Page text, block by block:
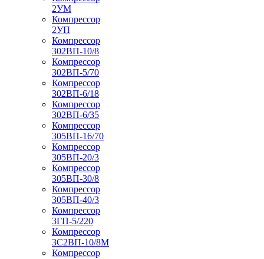
2УМ
Компрессор
2УП
Компрессор
302ВП-10/8
Компрессор
302ВП-5/70
Компрессор
302ВП-6/18
Компрессор
302ВП-6/35
Компрессор
305ВП-16/70
Компрессор
305ВП-20/3
Компрессор
305ВП-30/8
Компрессор
305ВП-40/3
Компрессор
3ГП-5/220
Компрессор
3С2ВП-10/8М
Компрессор